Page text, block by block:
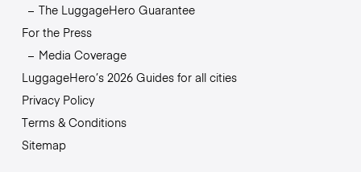
The LuggageHero Guarantee
For the Press
Media Coverage
LuggageHero’s 2026 Guides for all cities
Privacy Policy
Terms & Conditions
Sitemap